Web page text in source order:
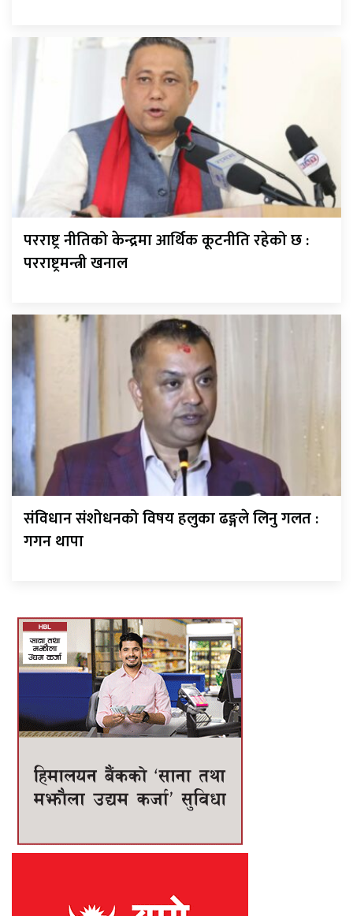
परराष्ट्र नीतिको केन्द्रमा आर्थिक कूटनीति रहेको छ :
परराष्ट्रमन्त्री खनाल
संविधान संशोधनको विषय हलुका ढङ्गले लिनु गलत :
गगन थापा